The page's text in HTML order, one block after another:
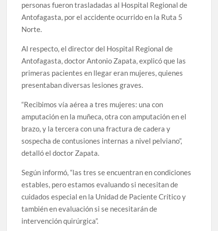
personas fueron trasladadas al Hospital Regional de
Antofagasta, por el accidente ocurrido en la Ruta 5
Norte.
Al respecto, el director del Hospital Regional de
Antofagasta, doctor Antonio Zapata, explicó que las
primeras pacientes en llegar eran mujeres, quienes
presentaban diversas lesiones graves.
“Recibimos vía aérea a tres mujeres: una con
amputación en la muñeca, otra con amputación en el
brazo, y la tercera con una fractura de cadera y
sospecha de contusiones internas a nivel pelviano”,
detalló el doctor Zapata.
Según informó, “las tres se encuentran en condiciones
estables, pero estamos evaluando si necesitan de
cuidados especial en la Unidad de Paciente Crítico y
también en evaluación si se necesitarán de
intervención quirúrgica”.